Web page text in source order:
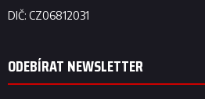
ODEBÍRAT NEWSLETTER